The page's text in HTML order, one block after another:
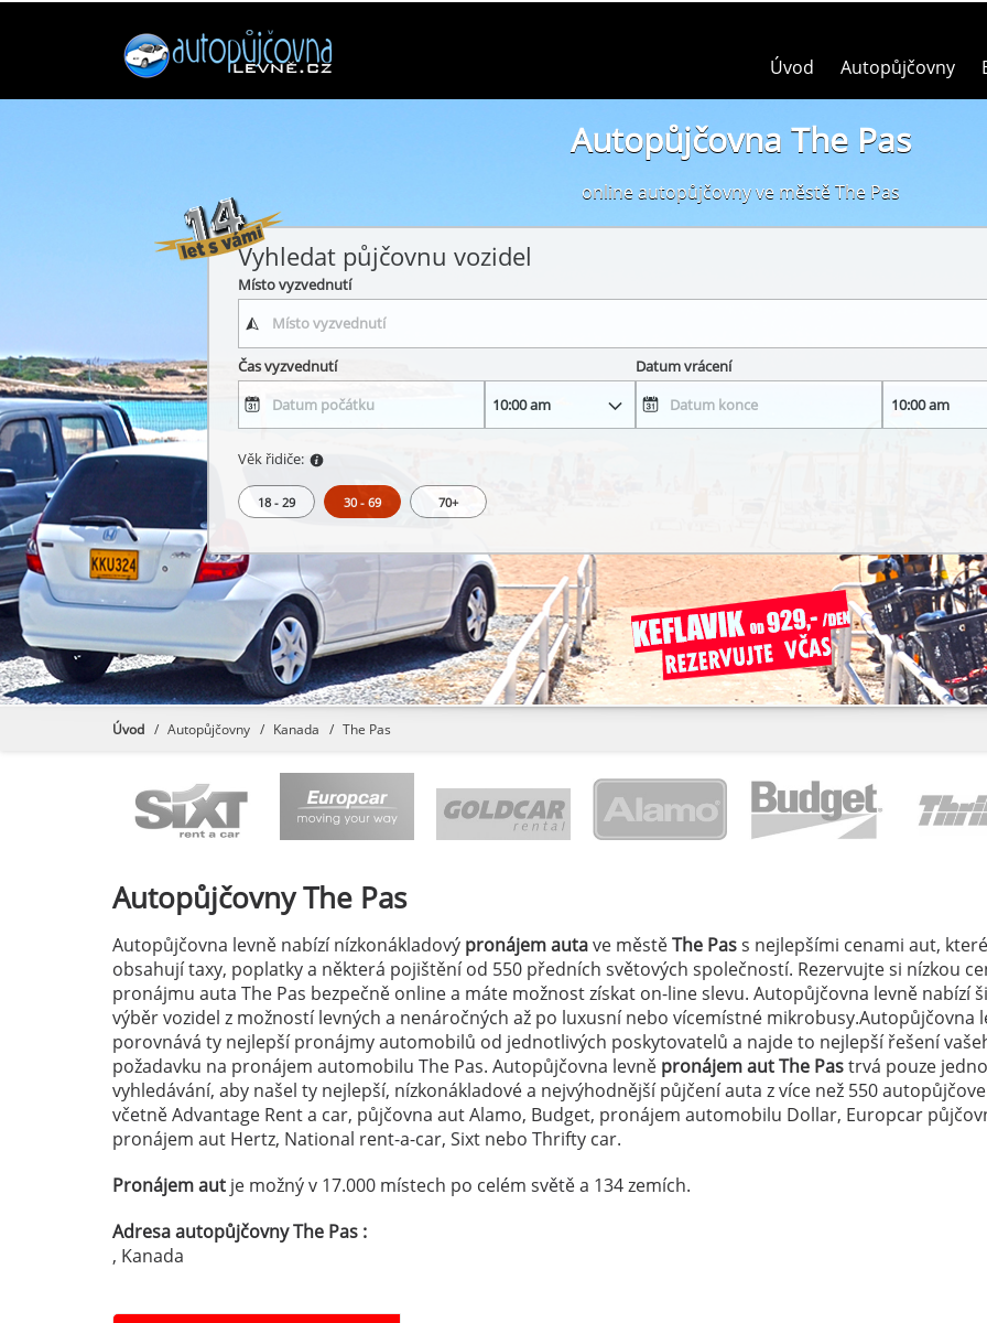
Úvod Autopůjčovny
Autopůjčovna The Pas
online autopůjčovny ve městě The Pas
Vyhledat půjčovnu vozidel
Místo vyzvednutí
Čas vyzvednutí Datum vrácení
Věk řidiče:
18 - 29 30 - 69 70+
Úvod Autopůjčovny Kanada The Pas
AutopůjčovnyThe Pas
Autopůjčovna levně nabízí nízkonákladový pronájem autave městěThe Pass nejlepšími cenami aut,
obsahují taxy, poplatky a některá pojištění od 550 předních světových společností. Rezervujte si nízkou
pronájmu auta The Pas bezpečně online a máte možnost získat on-line slevu. Autopůjčovna levně nabízí
výběr vozidel z možností levných a nenáročných až po luxusní nebo vícemístné mikrobusy.Autopůjčovna
porovnává ty nejlepší pronájmy automobilů od jednotlivých poskytovatelů a najde to nejlepší řešení
požadavku na pronájem automobilu The Pas. Autopůjčovna levně pronájem aut The Pastrvá pouze jedno
vyhledávání, aby našel ty nejlepší, nízkonákladové a nejvýhodnější půjčení auta z více než 550
včetně Advantage Rent a car, půjčovna aut Alamo, Budget, pronájem automobilu Dollar, Europcar
pronájem aut Hertz, National rent-a-car, Sixt nebo Thrifty car.
Pronájem aut je možný v 17.000 místech po celém světě a 134 zemích.
Adresa autopůjčovny The Pas :
, Kanada